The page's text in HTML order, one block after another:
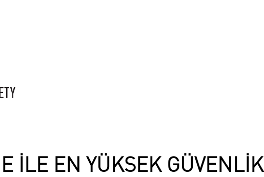
İLE EN YÜKSEK GÜVENLİK